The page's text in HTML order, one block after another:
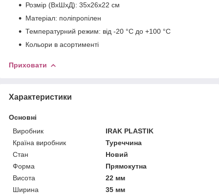
Розмір (ВхШхД): 35х26х22 см
Матеріал: поліпропілен
Температурний режим: від -20 °C до +100 °C
Кольори в асортименті
Приховати
Характеристики
Основні
Виробник
IRAK PLASTIK
Країна виробник
Туреччина
Стан
Новий
Форма
Прямокутна
Висота
22 мм
Ширина
35 мм